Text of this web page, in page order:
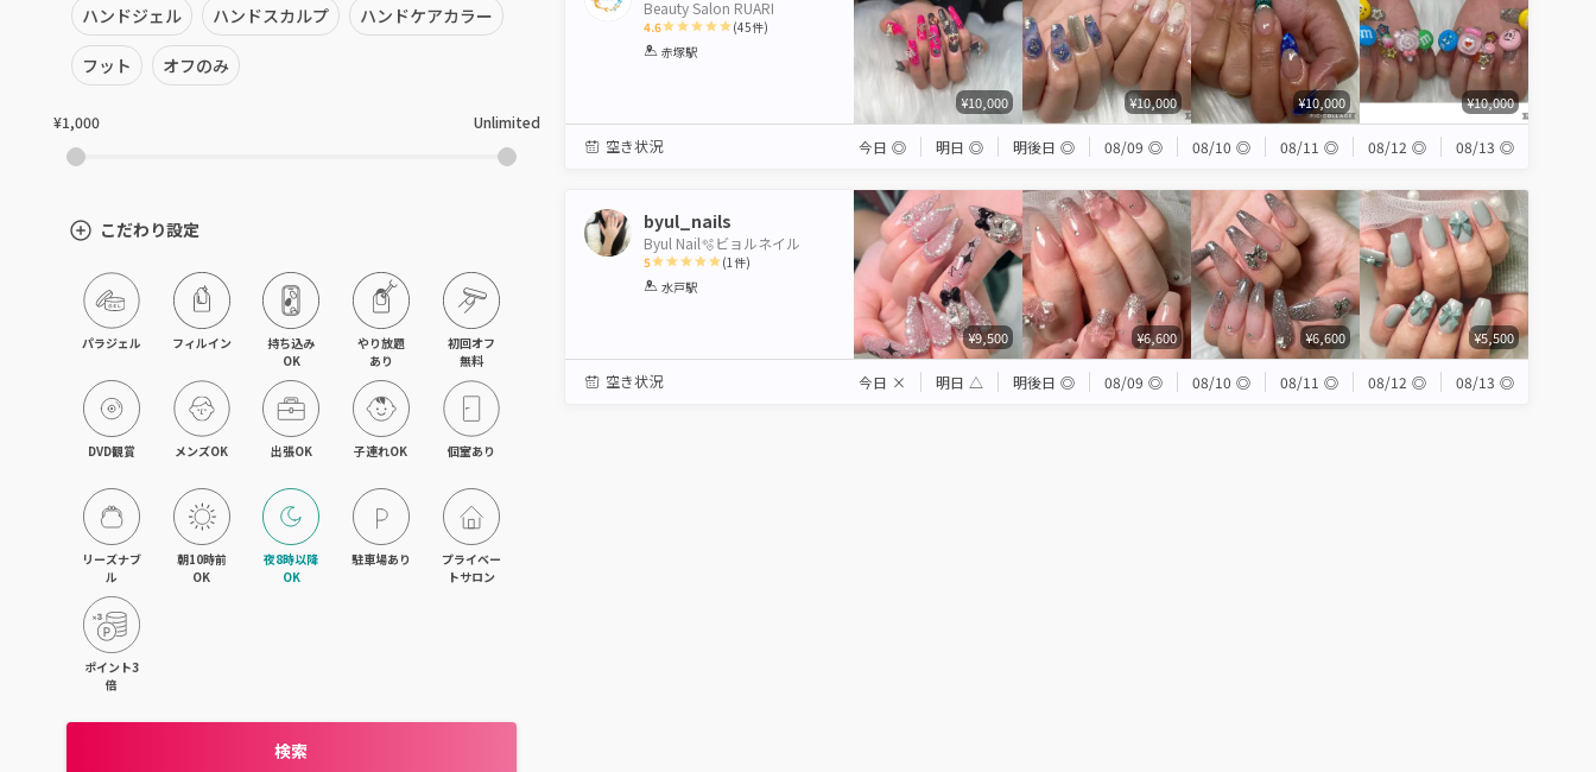
古河・常総・筑西
茨城県その他
ハンドジェル ハンドスカルプ ハンドケアカラー
フット オフのみ
¥1,000 Unlimited
こだわり設定
パラジェル フィルイン
持ち込み
OK
やり放題
あり
初回オフ
無料
DVD観賞 メンズOK 出張OK 子連れOK 個室あり
リーズナブ
ル
朝10時前
OK
夜8時以降
OK
駐車場あり
プライベー
トサロン
ポイント3
倍
検索
Beauty Salon RUARI
4.6
1 2 3
(45件)
赤塚駅
¥10,000 ¥10,000 ¥10,000 ¥10,000
空き状況 今日 ◎ 明日 ◎ 明後日 ◎ 08/09 ◎ 08/10 ◎ 08/11 ◎ 08/12 ◎ 08/13 ◎
byul_nails
Byul Nail🫧ビョルネイル
5
1 2 3 4
(1 件)
水戸駅
¥9,500 ¥6,600 ¥6,600 ¥5,500
空き状況 今日 × 明日 △ 明後日 ◎ 08/09 ◎ 08/10 ◎ 08/11 ◎ 08/12 ◎ 08/13 ◎